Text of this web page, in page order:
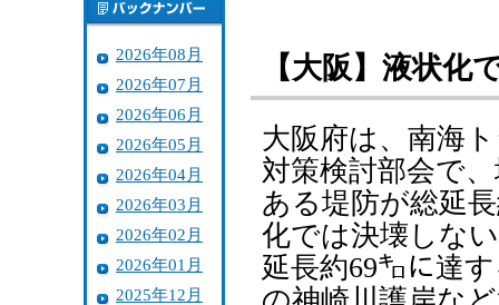
2026年08月
2026年07月
2026年06月
2026年05月
2026年04月
2026年03月
2026年02月
2026年01月
2025年12月
【大阪】液状
大阪府は、南海
対策検討部会で
ある堤防が総延
化では決壊しな
延長約69㌔に達